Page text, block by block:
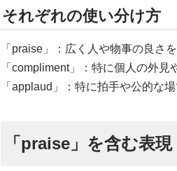
それぞれの使い分け方
「praise」：広く人や物事の良さ
「compliment」：特に個人の外見
「applaud」：特に拍手や公的な
「praise」を含む表